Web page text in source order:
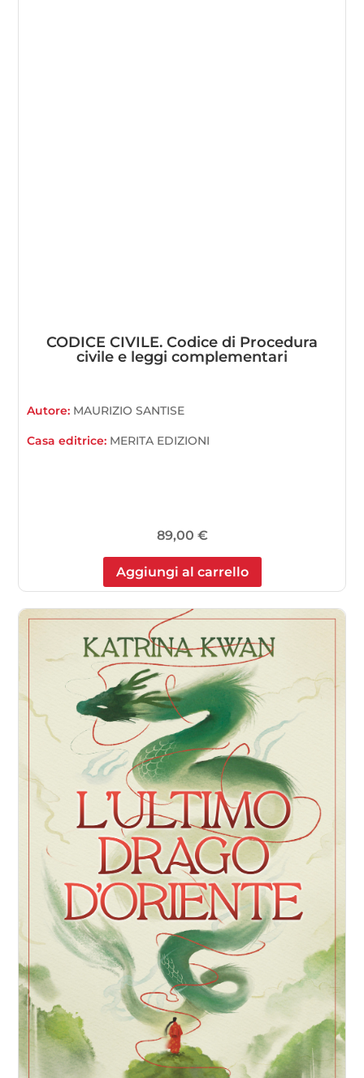
CODICE CIVILE. Codice di Procedura
civile e leggi complementari
Autore: MAURIZIO SANTISE
Casa editrice: MERITA EDIZIONI
89,00 €
Aggiungi al carrello